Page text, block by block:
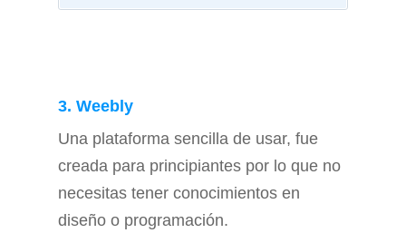
3. Weebly
Una plataforma sencilla de usar, fue
creada para principiantes por lo que no
necesitas tener conocimientos en
diseño o programación.